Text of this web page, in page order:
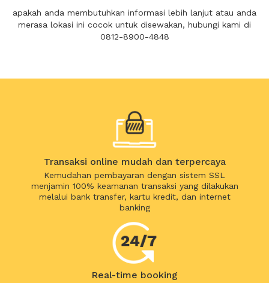
apakah anda membutuhkan informasi lebih lanjut atau anda
merasa lokasi ini cocok untuk disewakan, hubungi kami di
0812-8900-4848
Transaksi online mudah dan terpercaya
Kemudahan pembayaran dengan sistem SSL
menjamin 100% keamanan transaksi yang dilakukan
melalui bank transfer, kartu kredit, dan internet
banking
Real-time booking